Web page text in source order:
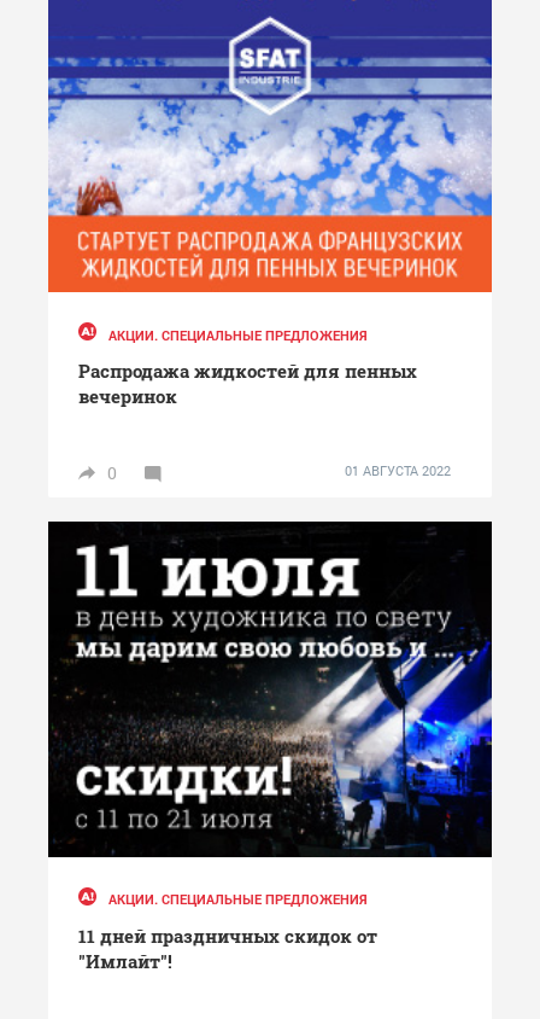
АКЦИИ. СПЕЦИАЛЬНЫЕ ПРЕДЛОЖЕНИЯ
Распродажа жидкостей для пенных
вечеринок
0 01 АВГУСТА 2022
АКЦИИ. СПЕЦИАЛЬНЫЕ ПРЕДЛОЖЕНИЯ
11 дней праздничных скидок от
"Имлайт"!